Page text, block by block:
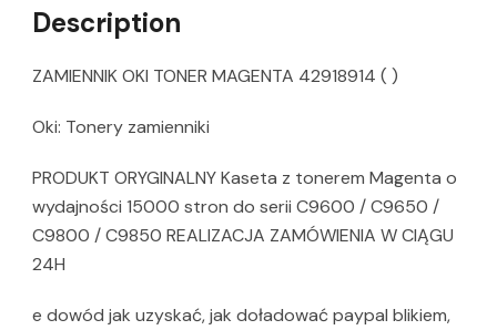
Description
ZAMIENNIK OKI TONER MAGENTA 42918914 ( )
Oki: Tonery zamienniki
PRODUKT ORYGINALNY Kaseta z tonerem Magenta o
wydajności 15000 stron do serii C9600 / C9650 /
C9800 / C9850 REALIZACJA ZAMÓWIENIA W CIĄGU
24H
e dowód jak uzyskać, jak doładować paypal blikiem,